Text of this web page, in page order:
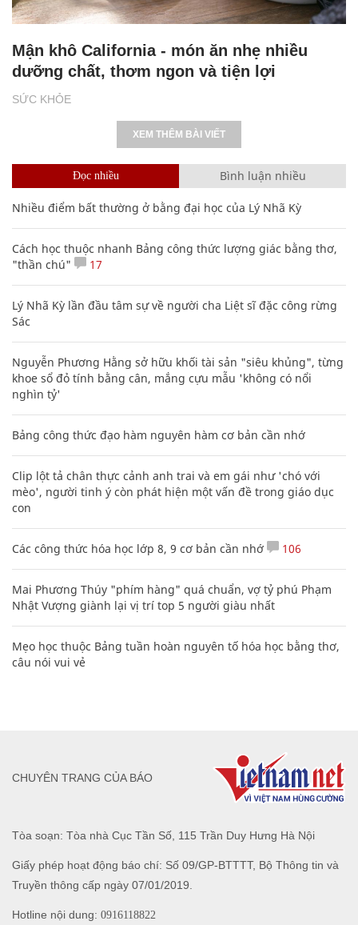
SỨC KHỎE
Mận khô California - món ăn nhẹ nhiều
dưỡng chất, thơm ngon và tiện lợi
XEM THÊM BÀI VIẾT
Đọc nhiều Bình luận nhiều
Nhiều điểm bất thường ở bằng đại học của Lý Nhã Kỳ
Cách học thuộc nhanh Bảng công thức lượng giác bằng thơ,
"thần chú"
17
Lý Nhã Kỳ lần đầu tâm sự về người cha Liệt sĩ đặc công rừng
Sác
Nguyễn Phương Hằng sở hữu khối tài sản "siêu khủng", từng
khoe sổ đỏ tính bằng cân, mắng cựu mẫu 'không có nổi
nghìn tỷ'
Bảng công thức đạo hàm nguyên hàm cơ bản cần nhớ
Clip lột tả chân thực cảnh anh trai và em gái như 'chó với
mèo', người tinh ý còn phát hiện một vấn đề trong giáo dục
con
Các công thức hóa học lớp 8, 9 cơ bản cần nhớ 106
Mai Phương Thúy "phím hàng" quá chuẩn, vợ tỷ phú Phạm
Nhật Vượng giành lại vị trí top 5 người giàu nhất
Mẹo học thuộc Bảng tuần hoàn nguyên tố hóa học bằng thơ,
câu nói vui vẻ
Tòa soạn: Tòa nhà Cục Tần Số, 115 Trần Duy Hưng Hà Nội
Giấy phép hoạt động báo chí: Số 09/GP-BTTTT, Bộ Thông tin và
Truyền thông cấp ngày 07/01/2019.
Hotline nội dung: 0916118822
CHUYÊN TRANG CỦA BÁO